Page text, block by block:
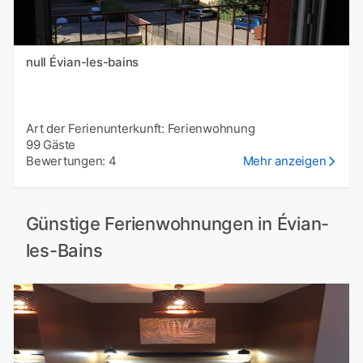
null Évian-les-bains
Art der Ferienunterkunft: Ferienwohnung
99 Gäste
Bewertungen: 4
Mehr anzeigen
Günstige Ferienwohnungen in Évian-
les-Bains